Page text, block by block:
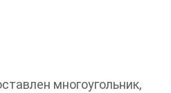
многоугольник,